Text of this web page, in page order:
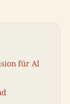
für Al